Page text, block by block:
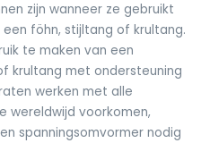
zijn wanneer ze gebruikt
föhn, stijltang of krultang.
te maken van een
krultang met ondersteuning
werken met alle
wereldwijd voorkomen,
spanningsomvormer nodig